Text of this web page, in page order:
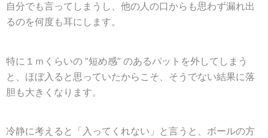
自分でも言ってしまうし、他の人の口からも思わず漏れ出
るのを何度も耳にします。
特に１ｍくらいの ”短め感” のあるパットを外してしまう
と、ほぼ入ると思っていたからこそ、そうでない結果に落
胆も大きくなります。
冷静に考えると「入って くれない 」と言うと、ボールの方